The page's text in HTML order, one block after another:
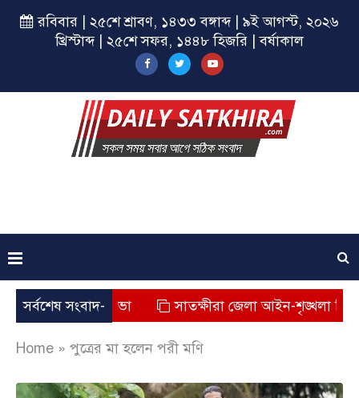
রবিবার | ২৫শে শ্রাবণ, ১৪৩৩ বঙ্গাব্দ | ৯ই আগস্ট, ২০২৬
খ্রিস্টাব্দ | ২৫শে সফর, ১৪৪৮ হিজরি | বর্ষাকাল
সর্বশেষ সংবাদ-
সমাপনী সভা সাতক্ষীরা জেলা আইন-শৃঙ্খলা বিষয়ক
Home » পুত্রের মা হলেন পরী মণি